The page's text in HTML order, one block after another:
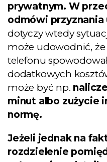
prywatnym. W
odmówi
dotyczy wtedy
może udowodnić, że
telefonu
dodatkowych
może być np.
minut albo zużycie
normę.
Jeżeli jednak na
rozdzielenie